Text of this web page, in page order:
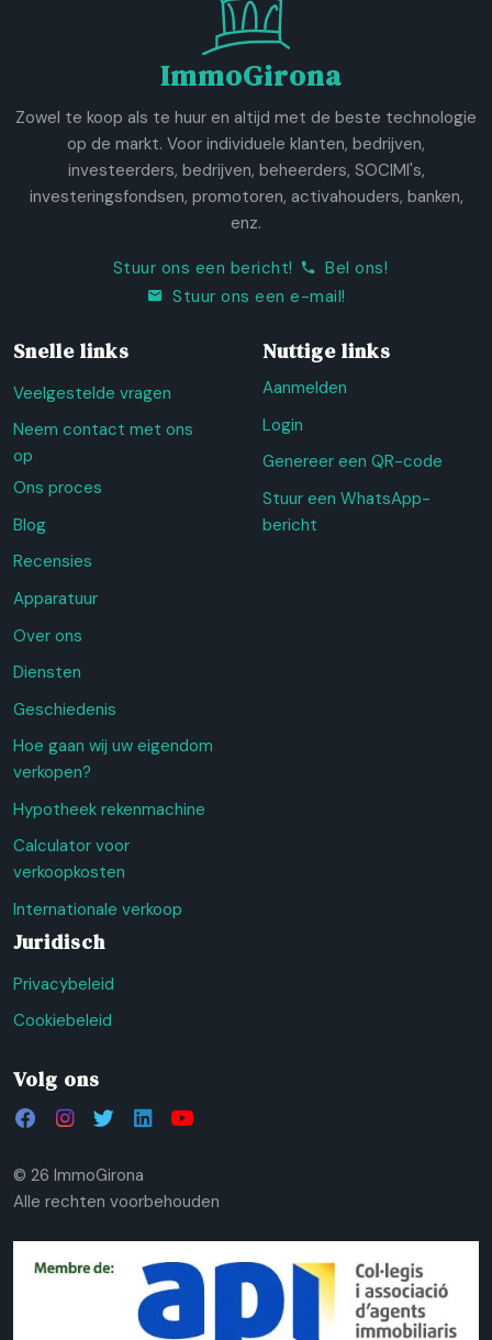
ImmoGirona
Zowel te koop als te huur en altijd met de beste technologie
op de markt. Voor individuele klanten, bedrijven,
investeerders, bedrijven, beheerders, SOCIMI's,
investeringsfondsen, promotoren, activahouders, banken,
enz.
Stuur ons een bericht!
Bel ons!
Stuur ons een e-mail!
Snelle links
Veelgestelde vragen
Neem contact met ons
op
Ons proces
Blog
Recensies
Apparatuur
Over ons
Diensten
Geschiedenis
Hoe gaan wij uw eigendom
verkopen?
Hypotheek rekenmachine
Calculator voor
verkoopkosten
Internationale verkoop
Nuttige links
Aanmelden
Login
Genereer een QR-code
Stuur een WhatsApp-
bericht
Juridisch
Privacybeleid
Cookiebeleid
Volg ons
© 26 ImmoGirona
Alle rechten voorbehouden